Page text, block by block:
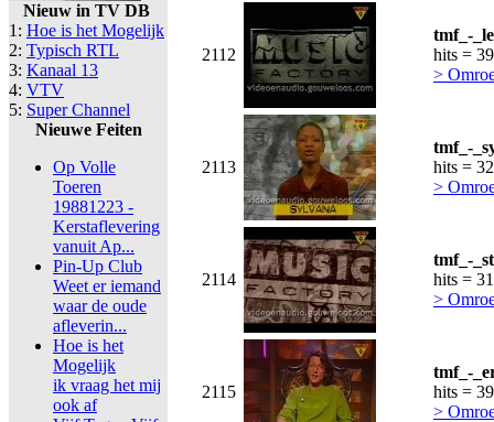
Nieuw in TV DB
1: Hoe is het Mogelijk
2: Typisch RTL
3: Kanaal 13
4: VTV
5: Super Channel
Nieuwe Feiten
Op Volle
Toeren
19881223 -
Kerstaflevering
vanuit Ap...
Pin-Up Club
Weet er iemand
waar de oude
afleverin...
Hoe is het
Mogelijk
ik vraag het mij
ook af
2112
tmf_-
hits =
>
2113
tmf_-
hits =
>
2114
tmf_-
hits =
>
2115
tmf_-
hits =
>